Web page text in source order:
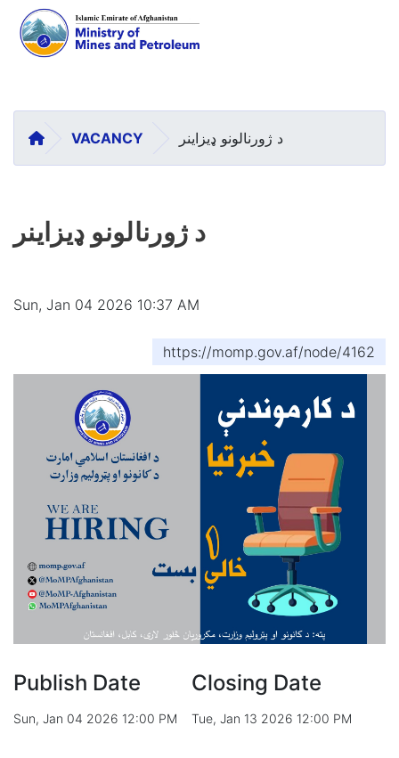
content
HOMEVACANCY د ژورنالونو ډيزاينر
د ژورنالونو ډيزاينر
Sun, Jan 04 2026 10:37 AM
https://momp.gov.af/node/4162
Publish Date
Sun, Jan 04 2026 12:00 PM
Closing Date
Tue, Jan 13 2026 12:00 PM